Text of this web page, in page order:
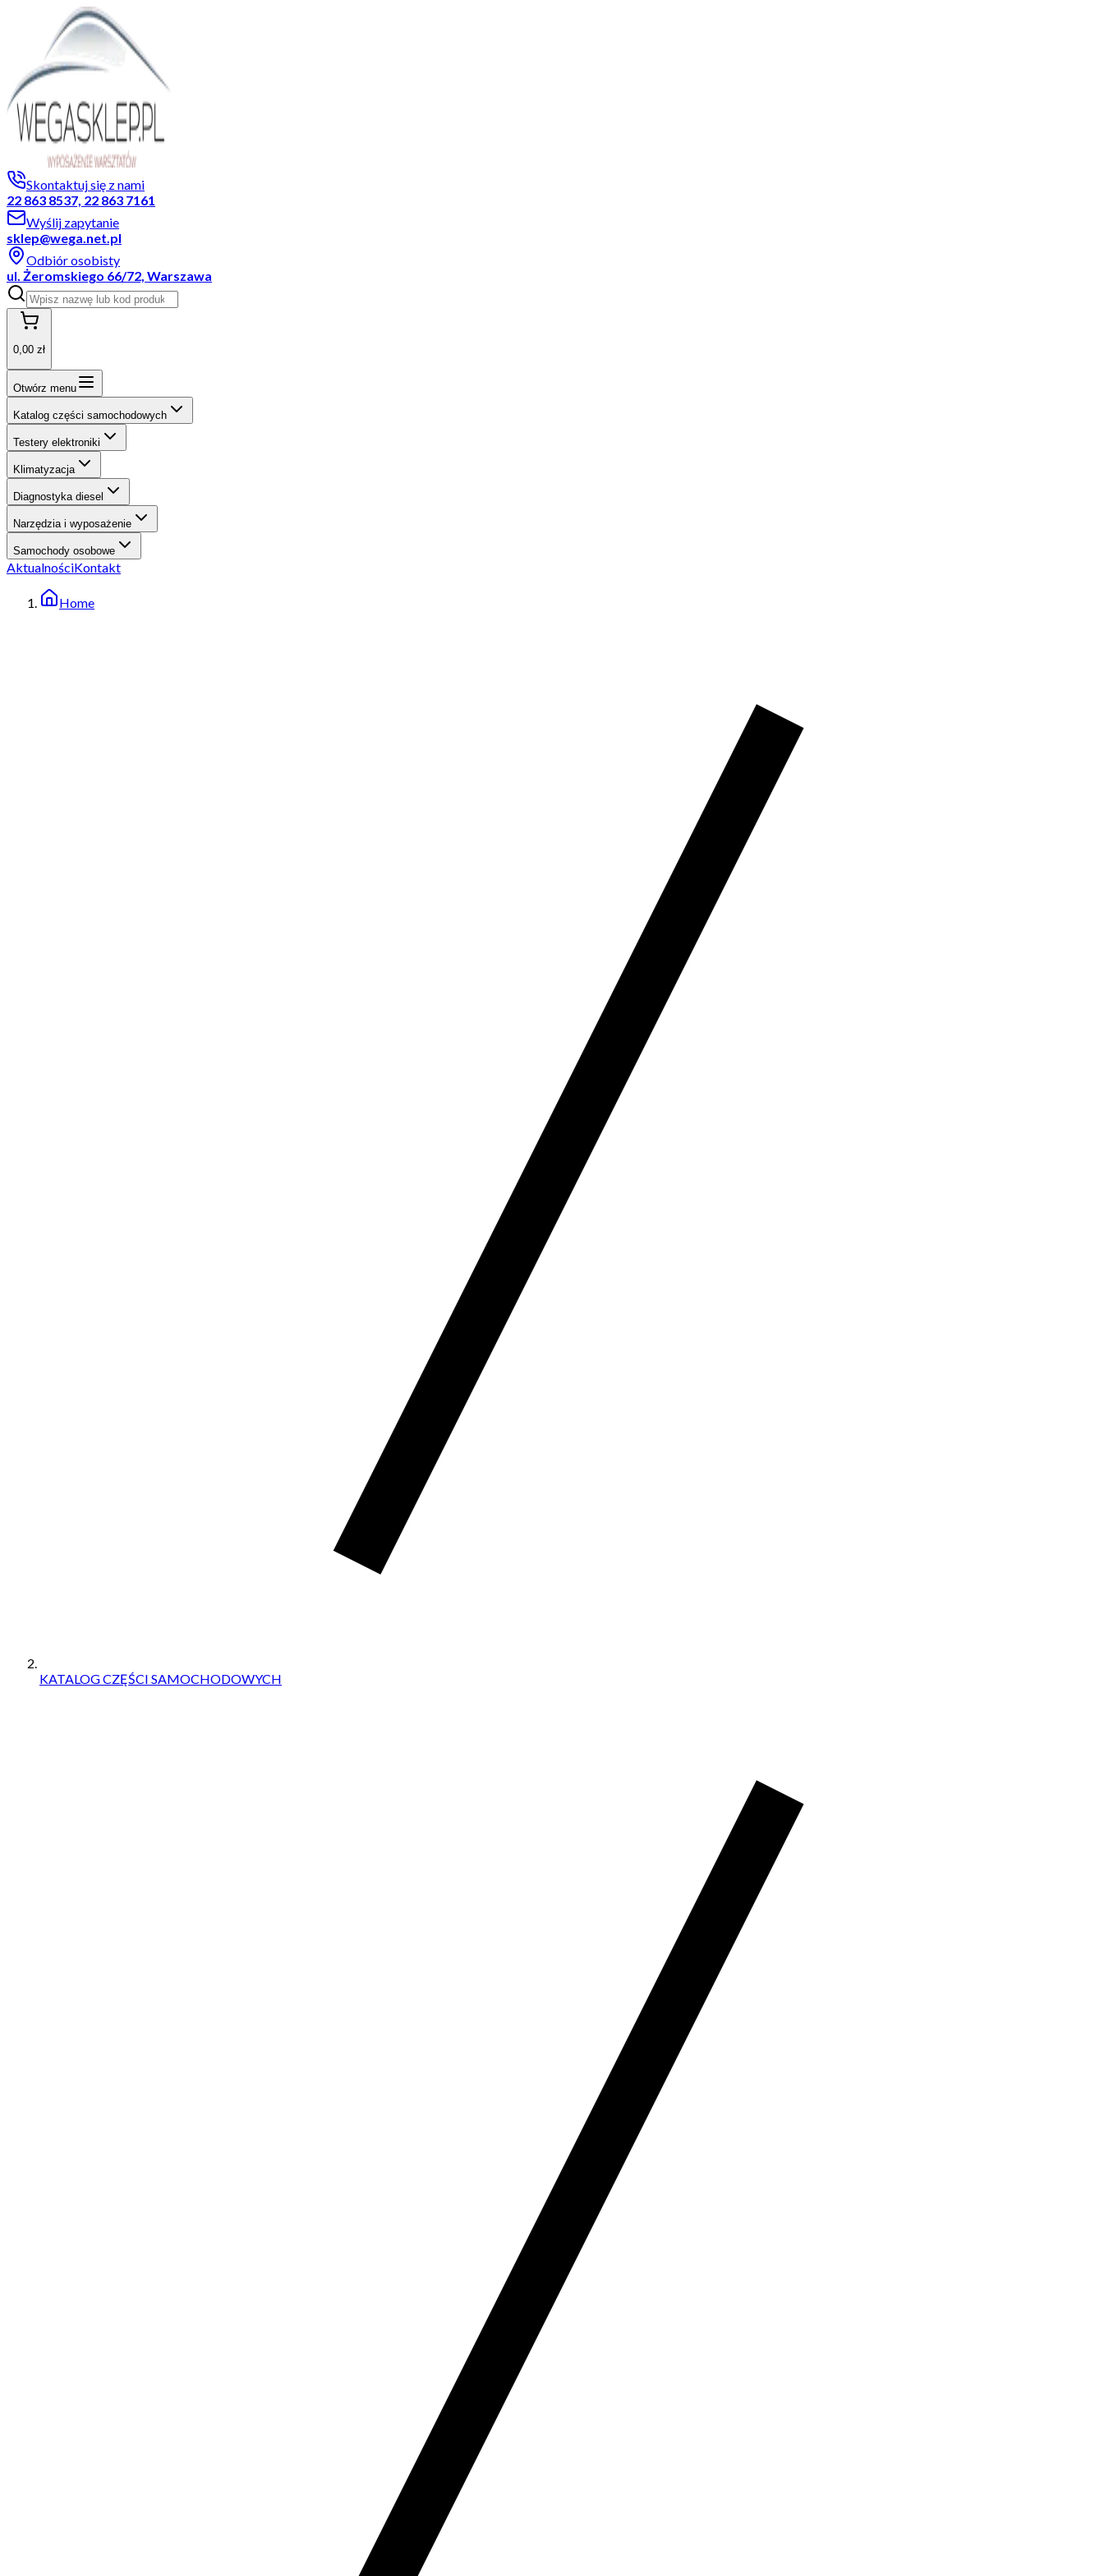
Skontaktuj się z nami
22 863 8537, 22 863 7161
Wyślij zapytanie
sklep@wega.net.pl
Odbiór osobisty
ul. Żeromskiego 66/72, Warszawa
0,00 zł
Otwórz menu
Katalog części samochodowych
Testery elektroniki
Klimatyzacja
Diagnostyka diesel
Narzędzia i wyposażenie
Samochody osobowe
AktualnościKontakt
Home
KATALOG CZĘŚCI SAMOCHODOWYCH